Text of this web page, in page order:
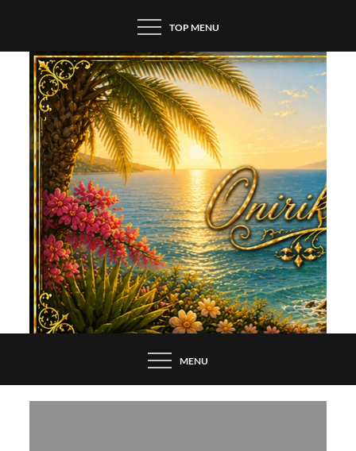
content
TOP MENU
MENU